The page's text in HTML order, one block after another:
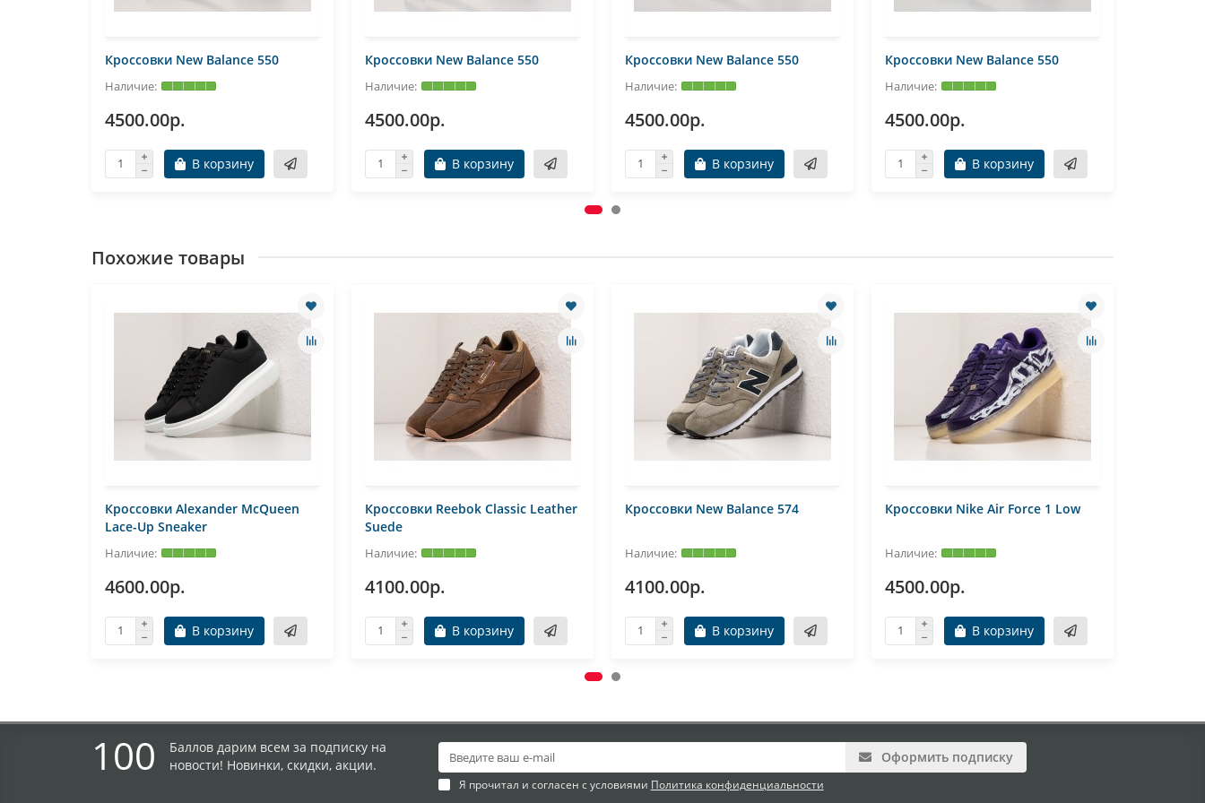
Кроссовки New Balance 550
4500.00р.
В корзину
Кроссовки New Balance 550
4500.00р.
В корзину
Кроссовки New Balance 550
4500.00р.
В корзину
Кроссовки New Balance 550
4500.00р.
В корзину
Похожие товары
Кроссовки Alexander McQueen
Lace-Up Sneaker
4600.00р.
В корзину
Кроссовки Reebok Classic Leather
Suede
4100.00р.
В корзину
Кроссовки New Balance 574
4100.00р.
В корзину
Кроссовки Nike Air Force 1 Low
4500.00р.
В корзину
100
Баллов дарим всем за подписку на
новости! Новинки, скидки, акции.
Оформить подписку
Я прочитал и согласен с условиями Политика конфиденциальности